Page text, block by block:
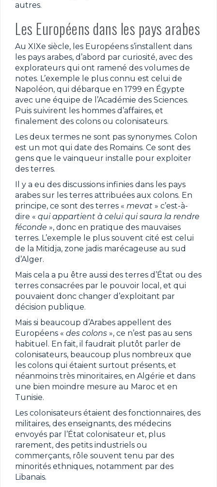
autres.
Les Européens dans les pays arabes
Au XIXe siècle, les Européens s’installent dans
les pays arabes, d’abord par curiosité, avec des
explorateurs qui ont ramené des volumes de
notes. L’exemple le plus connu est celui de
Napoléon, qui débarque en 1799 en Égypte
avec une équipe de l’Académie des Sciences.
Puis suivirent les hommes d’affaires, et
finalement des colons ou colonisateurs.
Les deux termes ne sont pas synonymes. Colon
est un mot qui date des Romains. Ce sont des
gens que le vainqueur installe pour exploiter
des terres.
Il y a eu des discussions infinies dans les pays
arabes sur les terres attribuées aux colons. En
principe, ce sont des terres « mevat » c’est-à-
dire « qui appartient à celui qui saura la rendre
féconde », donc en pratique des mauvaises
terres. L’exemple le plus souvent cité est celui
de la Mitidja, zone jadis marécageuse au sud
d’Alger.
Mais cela a pu être aussi des terres d’État ou des
terres consacrées par le pouvoir local, et qui
pouvaient donc changer d’exploitant par
décision publique.
Mais si beaucoup d’Arabes appellent des
Européens « des colons », ce n’est pas au sens
habituel. En fait, il faudrait plutôt parler de
colonisateurs, beaucoup plus nombreux que
les colons qui étaient surtout présents, et
néanmoins très minoritaires, en Algérie et dans
une bien moindre mesure au Maroc et en
Tunisie.
Les colonisateurs étaient des fonctionnaires, des
militaires, des enseignants, des médecins
envoyés par l’État colonisateur et, plus
rarement, des petits industriels ou
commerçants, rôle souvent tenu par des
minorités ethniques, notamment par des
Libanais.